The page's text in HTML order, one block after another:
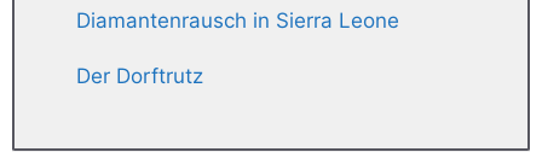
Diamantenrausch in Sierra Leone
Der Dorftrutz